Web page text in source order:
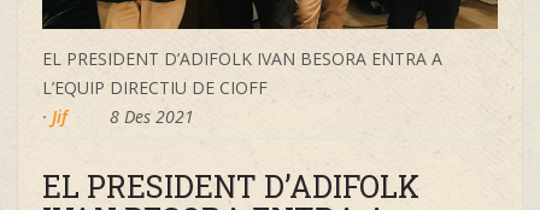
EL PRESIDENT D’ADIFOLK IVAN BESORA ENTRA A
L’EQUIP DIRECTIU DE CIOFF
· Jif 8 Des 2021
EL PRESIDENT D’ADIFOLK